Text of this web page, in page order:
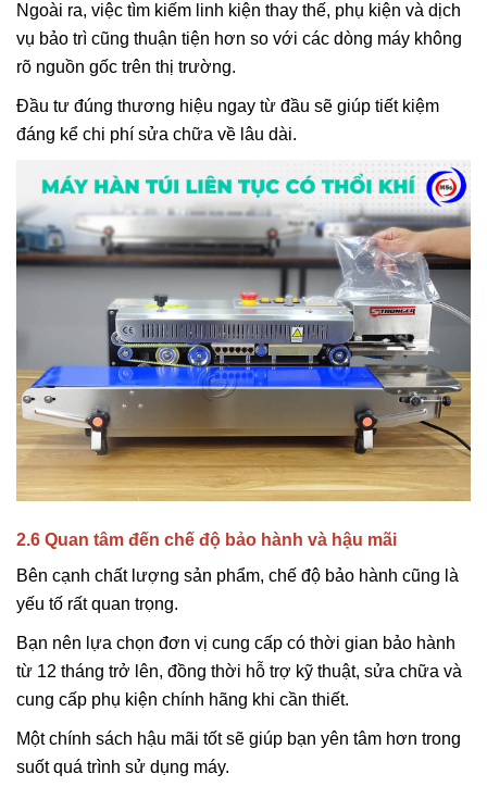
Ngoài ra, việc tìm kiếm linh kiện thay thế, phụ kiện và dịch
vụ bảo trì cũng thuận tiện hơn so với các dòng máy không
rõ nguồn gốc trên thị trường.
Đầu tư đúng thương hiệu ngay từ đầu sẽ giúp tiết kiệm
đáng kể chi phí sửa chữa về lâu dài.
2.6 Quan tâm đến chế độ bảo hành và hậu mãi
Bên cạnh chất lượng sản phẩm, chế độ bảo hành cũng là
yếu tố rất quan trọng.
Bạn nên lựa chọn đơn vị cung cấp có thời gian bảo hành
từ 12 tháng trở lên, đồng thời hỗ trợ kỹ thuật, sửa chữa và
cung cấp phụ kiện chính hãng khi cần thiết.
Một chính sách hậu mãi tốt sẽ giúp bạn yên tâm hơn trong
suốt quá trình sử dụng máy.